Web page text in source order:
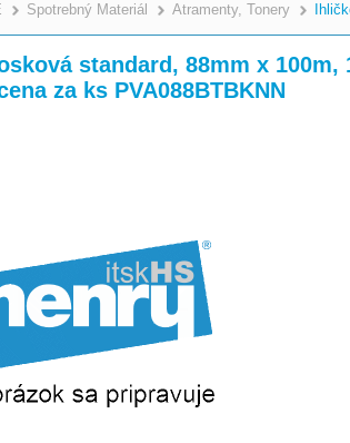
>
Spotrebný Materiál >
Atramenty, Tonery
standard, 88mm x 100m,
za ks PVA088BTBKNN